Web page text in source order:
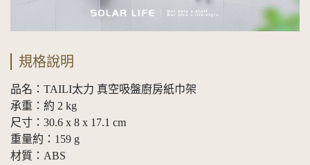
規格說明
品名：TAILI太力 真空吸盤廚房紙巾架
承重：約 2 kg
尺寸：30.6 x 8 x 17.1 cm
重量約：159 g
材質：ABS